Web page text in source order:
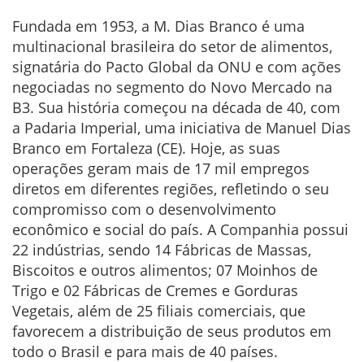
Fundada em 1953, a M. Dias Branco é uma
multinacional brasileira do setor de alimentos,
signatária do Pacto Global da ONU e com ações
negociadas no segmento do Novo Mercado na
B3. Sua história começou na década de 40, com
a Padaria Imperial, uma iniciativa de Manuel Dias
Branco em Fortaleza (CE). Hoje, as suas
operações geram mais de 17 mil empregos
diretos em diferentes regiões, refletindo o seu
compromisso com o desenvolvimento
econômico e social do país. A Companhia possui
22 indústrias, sendo 14 Fábricas de Massas,
Biscoitos e outros alimentos; 07 Moinhos de
Trigo e 02 Fábricas de Cremes e Gorduras
Vegetais, além de 25 filiais comerciais, que
favorecem a distribuição de seus produtos em
todo o Brasil e para mais de 40 países.